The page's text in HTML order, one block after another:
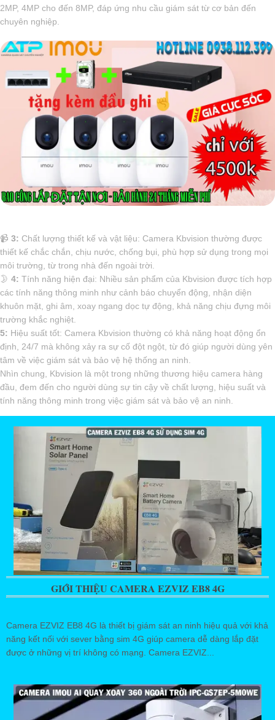
2MP, 4MP cho đến 8MP, đáp ứng nhu cầu giám sát từ cơ bản đến
chuyên nghiệp.
📹 3: Chất lượng thiết kế và vật liệu: Camera Kbvision thường được
thiết kế chắc chắn, chịu nước, chống bụi, phù hợp sử dụng trong mọi
môi trường, từ trong nhà đến ngoài trời.
🌛 4: Tính năng hiện đại: Nhiều sản phẩm của Kbvision được tích hợp
các tính năng thông minh như cảnh báo chuyển động, nhận diện
khuôn mặt, ghi âm, xoay ngang dọc tự động, khả năng chịu đựng môi
trường khắc nghiệt.
5: Hiệu suất tốt: Camera Kbvision thường có khả năng hoạt động ổn
định, 24/7 mà không xảy ra sự cố đột ngột, từ đó giúp người dùng yên
tâm về việc giám sát và bảo vệ hệ thống an ninh.
Nhìn chung, Kbvision là một trong những thương hiệu camera hàng
đầu, đem đến cho người dùng sự tin cậy về chất lượng, hiệu suất và
tính năng thông minh trong việc giám sát và bảo vệ an ninh.
GIỚI THIỆU CAMERA EZVIZ EB8 4G
Camera EZVIZ EB8 4G là thiết bị giám sát an ninh hiệu quả với khả
năng kết nối với sever bằng sim 4G giúp camera dễ dàng lắp đặt
được ở những vị trí không có mạng. Camera EZVIZ...